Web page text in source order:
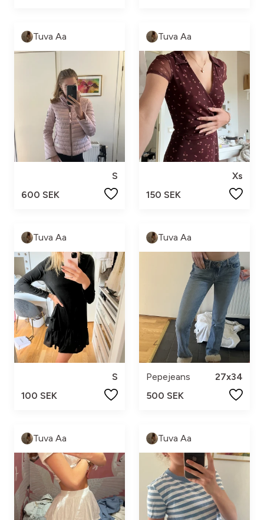
Tuva Aa
S
600 SEK
Tuva Aa
Xs
150 SEK
Tuva Aa
S
100 SEK
Tuva Aa
Pepejeans
27x34
500 SEK
Tuva Aa Tuva Aa